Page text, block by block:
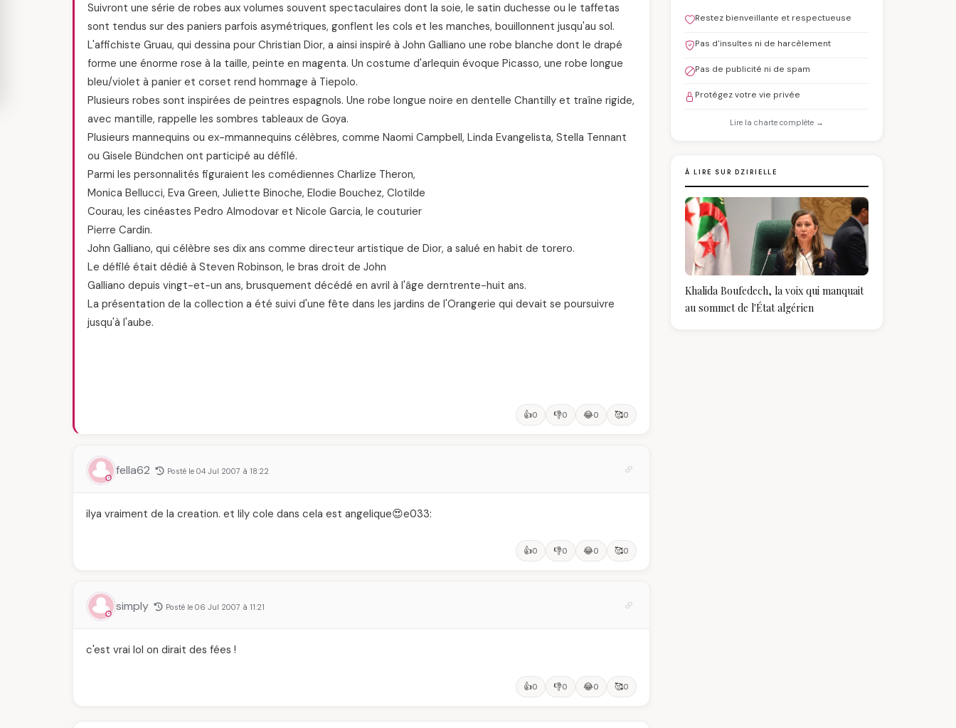
Suivront une série de robes aux volumes souvent spectaculaires dont la soie, le satin duchesse ou le taffetas
sont tendus sur des paniers parfois asymétriques, gonflent les cols et les manches, bouillonnent jusqu'au sol.
L'affichiste Gruau, qui dessina pour Christian Dior, a ainsi inspiré à John Galliano une robe blanche dont le drapé
forme une énorme rose à la taille, peinte en magenta. Un costume d'arlequin évoque Picasso, une robe longue
bleu/violet à panier et corset rend hommage à Tiepolo.
Plusieurs robes sont inspirées de peintres espagnols. Une robe longue noire en dentelle Chantilly et traîne rigide,
avec mantille, rappelle les sombres tableaux de Goya.
Plusieurs mannequins ou ex-mmannequins célèbres, comme Naomi Campbell, Linda Evangelista, Stella Tennant
ou Gisele Bündchen ont participé au défilé.
Parmi les personnalités figuraient les comédiennes Charlize Theron,
Monica Bellucci, Eva Green, Juliette Binoche, Elodie Bouchez, Clotilde
Courau, les cinéastes Pedro Almodovar et Nicole Garcia, le couturier
Pierre Cardin.
John Galliano, qui célèbre ses dix ans comme directeur artistique de Dior, a salué en habit de torero.
Le défilé était dédié à Steven Robinson, le bras droit de John
Galliano depuis vingt-et-un ans, brusquement décédé en avril à l'âge derntrente-huit ans.
La présentation de la collection a été suivi d'une fête dans les jardins de l'Orangerie qui devait se poursuivre
jusqu'à l'aube.
👍0 👎0 😂0 🥰0
fella62 Posté le 04 Jul 2007 à 18:22
ilya vraiment de la creation. et lily cole dans cela est angelique😍e033:
👍0 👎0 😂0 🥰0
simply Posté le 06 Jul 2007 à 11:21
c'est vrai lol on dirait des fées !
👍0 👎0 😂0 🥰0
Restez bienveillante et respectueuse
Pas d'insultes ni de harcèlement
Pas de publicité ni de spam
Protégez votre vie privée
Lire la charte complète →
À LIRE SUR DZIRIELLE
Khalida Boufedech, la voix qui manquait
au sommet de l'État algérien